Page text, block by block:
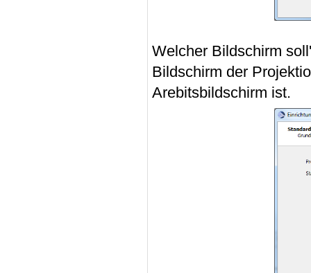
Welcher Bildschirm
Bildschirm der
Arebitsbildschirm ist.